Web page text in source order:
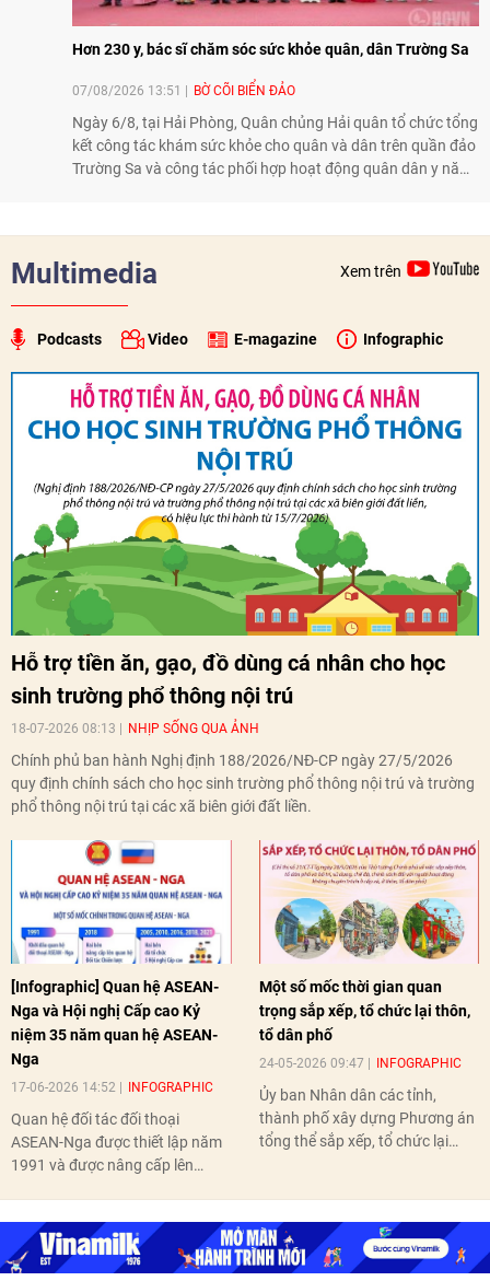
Hơn 230 y, bác sĩ chăm sóc sức khỏe quân, dân Trường Sa
07/08/2026 13:51 BỜ CÕI BIỂN ĐẢO
Ngày 6/8, tại Hải Phòng, Quân chủng Hải quân tổ chức tổng
kết công tác khám sức khỏe cho quân và dân trên quần đảo
Trường Sa và công tác phối hợp hoạt động quân dân y năm
cấp thuốc, điều trị cho cán bộ, chiến sĩ và nhân dân trên
quần đảo.
Multimedia Xem trên
Podcasts Video E-magazine Infographic
Hỗ trợ tiền ăn, gạo, đồ dùng cá nhân cho học
sinh trường phổ thông nội trú
18-07-2026 08:13 NHỊP SỐNG QUA ẢNH
Chính phủ ban hành Nghị định 188/2026/NĐ-CP ngày 27/5/2026
quy định chính sách cho học sinh trường phổ thông nội trú và trường
phổ thông nội trú tại các xã biên giới đất liền.
[Infographic] Quan hệ ASEAN-
Nga và Hội nghị Cấp cao Kỷ
niệm 35 năm quan hệ ASEAN-
Nga
17-06-2026 14:52 INFOGRAPHIC
Quan hệ đối tác đối thoại
ASEAN-Nga được thiết lập năm
1991 và được nâng cấp lên
nghị Cấp cao vào các năm 2005,
2010, 2016, 2018, 2021.
Một số mốc thời gian quan
trọng sắp xếp, tổ chức lại thôn,
tổ dân phố
24-05-2026 09:47 INFOGRAPHIC
Ủy ban Nhân dân các tỉnh,
thành phố xây dựng Phương án
tổng thể sắp xếp, tổ chức lại